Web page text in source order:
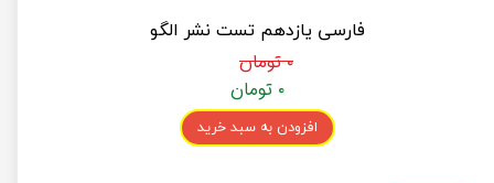
فارسی یازدهم تست نشر الگو
۰ تومان
۰ تومان
افزودن به سبد خرید